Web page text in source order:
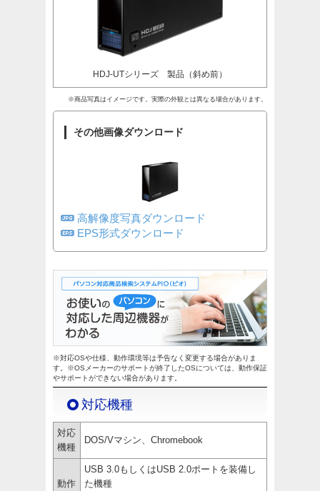
HDJ-UTシリーズ 製品（斜め前）
※商品写真はイメージです。実際の外観とは異なる場合があります。
その他画像ダウンロード
高解像度写真ダウンロード
EPS形式ダウンロード
※対応OSや仕様、動作環境等は予告なく変更する場合がありま
す。※OSメーカーのサポートが終了したOSについては、動作保証
やサポートができない場合があります。
対応機種
対応
機種
DOS/Vマシン、Chromebook
動作
USB 3.0もしくはUSB 2.0ポートを装備し
た機種